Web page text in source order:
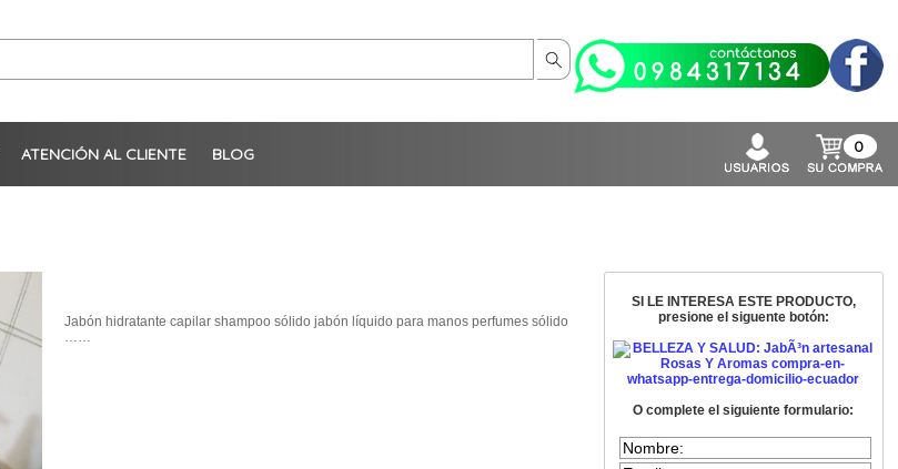
0
ATENCIÓN AL CLIENTE BLOG
Jabón hidratante capilar shampoo sólido jabón líquido para manos perfumes sólido
……
SI LE INTERESA ESTE PRODUCTO,
presione el siguente botón:
O complete el siguiente formulario: